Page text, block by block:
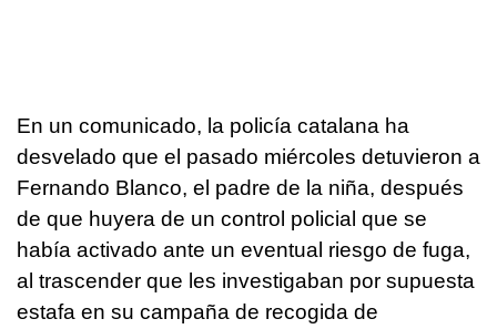
En un comunicado, la policía catalana ha
desvelado que el pasado miércoles detuvieron a
Fernando Blanco, el padre de la niña, después
de que huyera de un control policial que se
había activado ante un eventual riesgo de fuga,
al trascender que les investigaban por supuesta
estafa en su campaña de recogida de